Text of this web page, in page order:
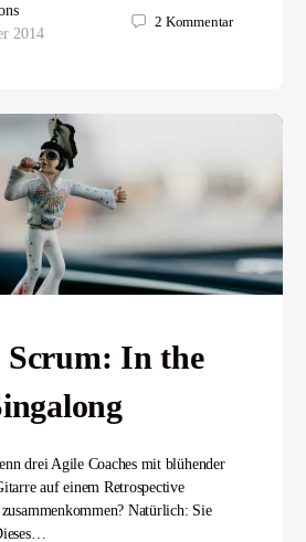
2014
2 Kommentar
Scrum: In the
drei Agile Coaches mit blühender
auf einem Retrospective
Natürlich: Sie